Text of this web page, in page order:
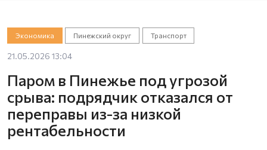
Экономика Пинежский округ Транспорт
21.05.2026 13:04
Паром в Пинежье под угрозой
срыва: подрядчик отказался от
переправы из-за низкой
рентабельности